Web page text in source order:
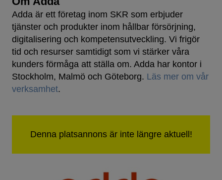
Adda är ett företag inom SKR som erbjuder
tjänster och produkter inom hållbar försörjning,
digitalisering och kompetensutveckling. Vi frigör
tid och resurser samtidigt som vi stärker våra
kunders förmåga att ställa om. Adda har kontor i
Stockholm, Malmö och Göteborg. Läs mer om vår
verksamhet.